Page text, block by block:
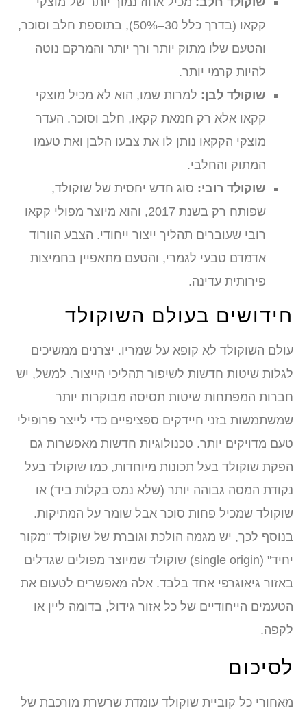
קקאו (בדרך כלל 30–50%), בתוספת חלב וסוכר,
והטעם שלו מתוק יותר ורך יותר והמרקם נוטה
להיות קרמי יותר.
שוקולד לבן:למרות שמו, הוא לא מכיל מוצקי
קקאו אלא רק חמאת קקאו, חלב וסוכר. העדר
מוצקי הקקאו נותן לו את צבעו הלבן ואת טעמו
המתוק והחלבי.
שוקולד רובי:סוג חדש יחסית של שוקולד,
שפותח רק בשנת 2017, והוא מיוצר מפולי קקאו
רובי שעוברים תהליך ייצור ייחודי. הצבע הוורוד
אדמדם טבעי לגמרי, והטעם מתאפיין בחמיצות
פירותית עדינה.
בעולם השוקולד
השוקולד לא קופא על שמריו. יצרנים ממשיכים
שיטות חדשות לשיפור תהליכי הייצור. למשל, יש
המפתחות שיטות תסיסה מבוקרות יותר
בזני חיידקים ספציפיים כדי לייצר פרופילי
מדויקים יותר. טכנולוגיות חדשות מאפשרות גם
שוקולד בעל תכונות מיוחדות, כמו שוקולד בעל
המסה גבוהה יותר (שלא נמס בקלות ביד) או
שמכיל פחות סוכר אבל שומר על המתיקות.
לכך, יש מגמה הולכת וגוברת של שוקולד "מקור
יחיד" (single origin) שוקולד שמיוצר מפולים שגדלים
גיאוגרפי אחד בלבד. אלה מאפשרים לטעום את
הייחודיים של כל אזור גידול, בדומה ליין או
כל קוביית שוקולד עומדת שרשרת מורכבת של